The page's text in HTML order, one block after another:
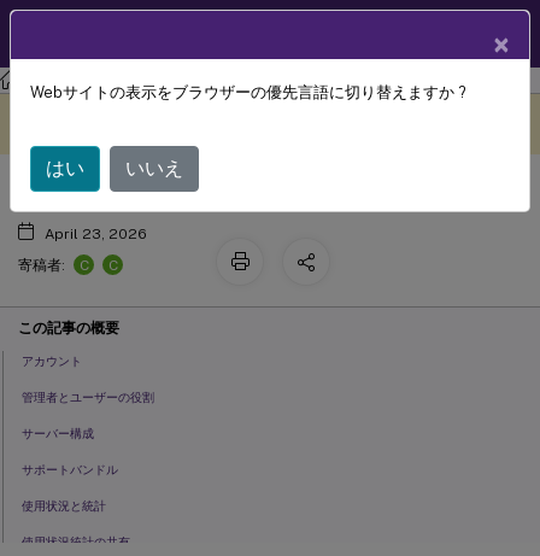
ライセンス ライセンス 11.17.2 ビルド 42000
設定
April 23, 2026
寄稿者:
C C
この記事の概要
アカウント
管理者とユーザーの役割
サーバー構成
サポートバンドル
使用状況と統計
使用状況統計の共有
×
Webサイトの表示をブラウザーの優先言語に切り替えますか ?
はい いいえ